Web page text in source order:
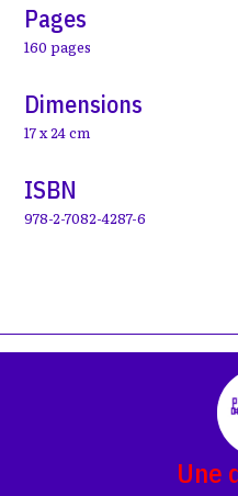
Pages
160 pages
Dimensions
17 x 24 cm
ISBN
978-2-7082-4287-6
Une